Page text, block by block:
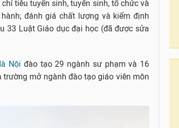
tiêu tuyển sinh, tuyển sinh, tổ chức và
đánh giá chất lượng và kiểm định
33 Luật Giáo dục đại học (đã được sửa
Nội đào tạo 29 ngành sư phạm và 16
mở ngành đào tạo giáo viên môn